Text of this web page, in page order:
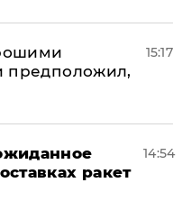
предположил,
15:17
ракет
14:54